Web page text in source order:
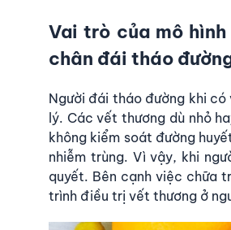
Vai trò của mô
chân đái tháo
Người đái tháo đường khi
lý. Các vết thương dù nhỏ
không kiểm soát đường
nhiễm trùng. Vì vậy, khi
quyết. Bên cạnh việc chữa
trình điều trị vết thương ở